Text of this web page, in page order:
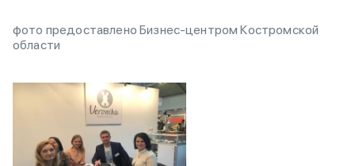
фото предоставлено Бизнес-центром Костромской
области